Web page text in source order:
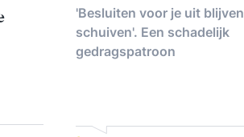
'Besluiten voor je uit blijven
schuiven'. Een schadelijk
gedragspatroon